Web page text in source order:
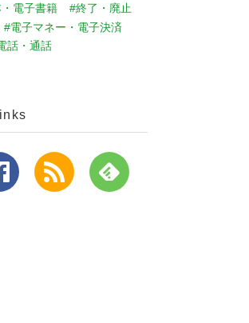
電子書籍
#終了・廃止
#電子マネー・電子決済
話・通話